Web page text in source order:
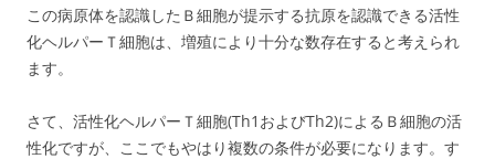
この病原体を認識したＢ細胞が提示する抗原を認識できる活性
化ヘルパーＴ細胞は、増殖により十分な数存在すると考えられ
ます。
さて、活性化ヘルパーＴ細胞(Th1およびTh2)によるＢ細胞の活
性化ですが、ここでもやはり複数の条件が必要になります。す